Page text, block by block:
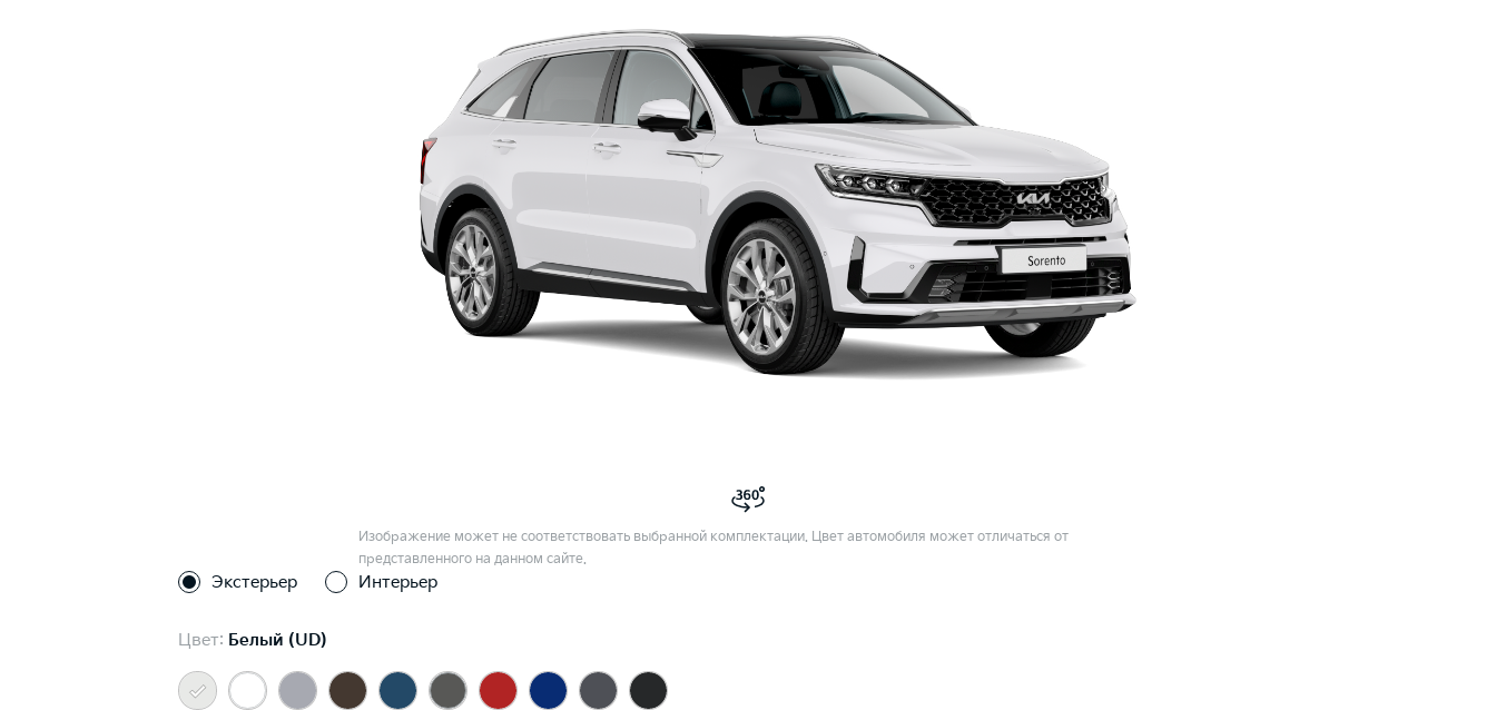
Изображение может не соответствовать выбранной комплектации. Цвет автомобиля может отличаться от
представленного на данном сайте.
Экстерьер Интерьер
Цвет: Белый (UD)